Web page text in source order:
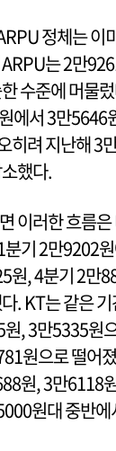
정체는 이
는 2만
수준에 머물
에서 3만5646
히려 지난해 3
했다.
이러한 흐름
기 2만9202
원, 4분기 2만
. KT는 같은
, 3만5335원
원으로 떨어
원, 3만6118
원대 중반에